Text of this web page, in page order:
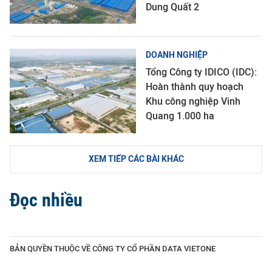
Dung Quất 2
DOANH NGHIỆP
Tổng Công ty IDICO (IDC):
Hoàn thành quy hoạch
Khu công nghiệp Vinh
Quang 1.000 ha
XEM TIẾP CÁC BÀI KHÁC
Đọc nhiều
BẢN QUYỀN THUỘC VỀ CÔNG TY CỔ PHẦN DATA VIETONE